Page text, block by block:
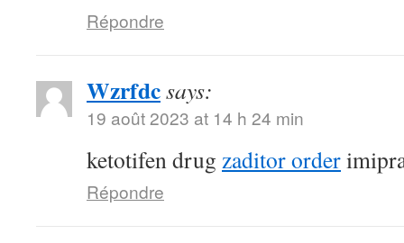
Répondre
Wzrfdcsays:
19 août 2023 at 14 h 24 min
ketotifen drug zaditor order
Répondre